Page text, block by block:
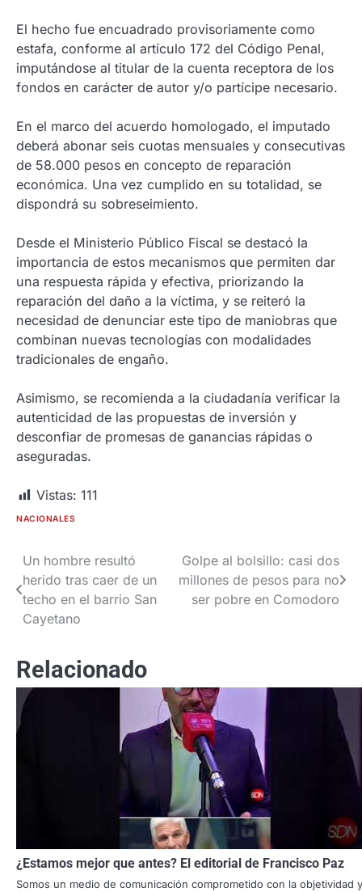
El hecho fue encuadrado provisoriamente como
estafa, conforme al artículo 172 del Código Penal,
imputándose al titular de la cuenta receptora de los
fondos en carácter de autor y/o partícipe necesario.
En el marco del acuerdo homologado, el imputado
deberá abonar seis cuotas mensuales y consecutivas
de 58.000 pesos en concepto de reparación
económica. Una vez cumplido en su totalidad, se
dispondrá su sobreseimiento.
Desde el Ministerio Público Fiscal se destacó la
importancia de estos mecanismos que permiten dar
una respuesta rápida y efectiva, priorizando la
reparación del daño a la víctima, y se reiteró la
necesidad de denunciar este tipo de maniobras que
combinan nuevas tecnologías con modalidades
tradicionales de engaño.
Asimismo, se recomienda a la ciudadanía verificar la
autenticidad de las propuestas de inversión y
desconfiar de promesas de ganancias rápidas o
aseguradas.
Vistas: 111
NACIONALES
Navegación
de
entradas
Un hombre resultó
herido tras caer de un
techo en el barrio San
Cayetano
Golpe al bolsillo: casi dos
millones de pesos para no
ser pobre en Comodoro
Relacionado
¿Estamos mejor que antes? El editorial de Francisco Paz
Somos un medio de comunicación comprometido con la objetividad